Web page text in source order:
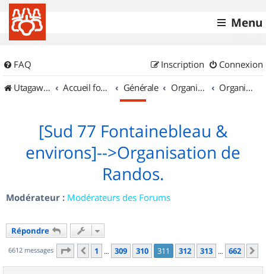
Menu
FAQ Connexion
Inscription
UtagawaVTT (Randos VTT et VTTAE avec traces GPS)
Accueil forum Générale Organisation de sorties & Recherche de partenaires Organisation de sorties en région Île de France
[Sud 77 Fontainebleau &
environs]-->Organisation de
Randos.
Modérateur : Modérateurs des Forums
Répondre
6612 messages Page 311 sur662
Précédent
1 … 309 310 311 312 313 … 662